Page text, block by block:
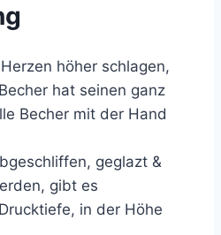
höher schlagen,
hat seinen ganz
Becher mit der Hand
geglazt &
gibt es
in der Höhe